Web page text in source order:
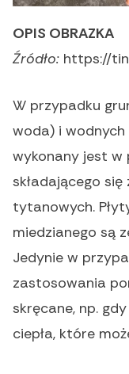
OPIS OBRAZKA
Źródło: https://
W przypadku
woda) i
wykonany jest w
składającego
tytanowych.
miedzianego są
Jedynie w
zastosowania
skręcane, np.
ciepła, które